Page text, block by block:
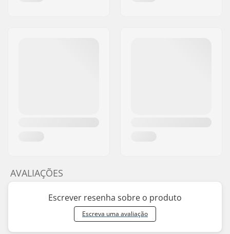
AVALIAÇÕES
Escrever resenha sobre o produto
Escreva uma avaliação